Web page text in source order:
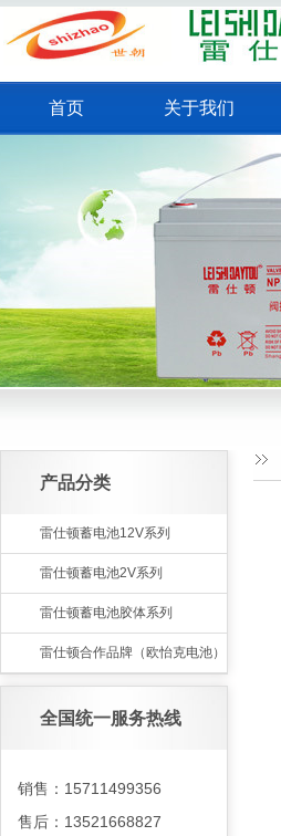
首页 关于我们
全国统一服务热线
销售：15711499356
售后：13521668827
产品分类
雷仕顿蓄电池12V系列
雷仕顿蓄电池2V系列
雷仕顿蓄电池胶体系列
雷仕顿合作品牌（欧怡克电池）